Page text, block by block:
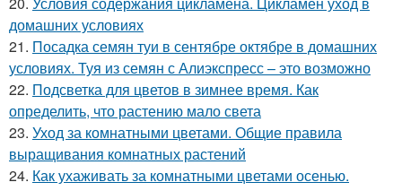
домашних условиях
21. Посадка семян туи в сентябре октябре в домашних
условиях. Туя из семян с Алиэкспресс – это возможно
22. Подсветка для цветов в зимнее время. Как
определить, что растению мало света
23. Уход за комнатными цветами. Общие правила
выращивания комнатных растений
24. Как ухаживать за комнатными цветами осенью.